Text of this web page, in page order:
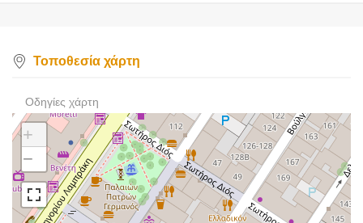
Τοποθεσία χάρτη
Οδηγίες χάρτη
+
−